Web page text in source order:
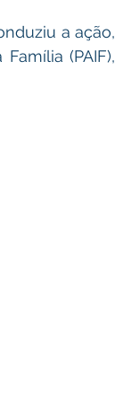
a ação,
(PAIF),